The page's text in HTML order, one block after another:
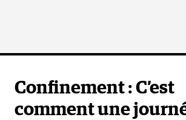
Confinement : C’est
comment une